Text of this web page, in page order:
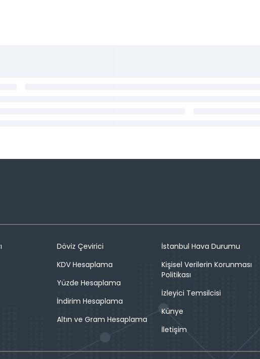
Döviz Çevirici
KDV Hesaplama
Yüzde Hesaplama
İndirim Hesaplama
Altın ve Gram Hesaplama
İstanbul Hava Durumu
Kişisel Verilerin Korunması
Politikası
İzleyici Temsilcisi
Künye
İletişim